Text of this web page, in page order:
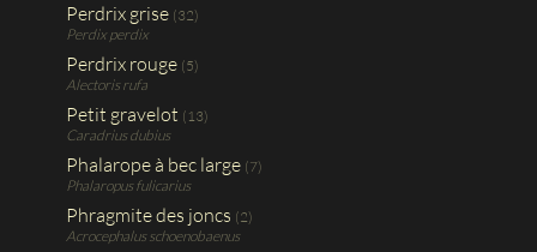
Perdrix grise (32)
Perdix perdix
Perdrix rouge (5)
Alectoris rufa
Petit gravelot (13)
Caradrius dubius
Phalarope à bec large (7)
Phalaropus fulicarius
Phragmite des joncs (2)
Acrocephalus schoenobaenus